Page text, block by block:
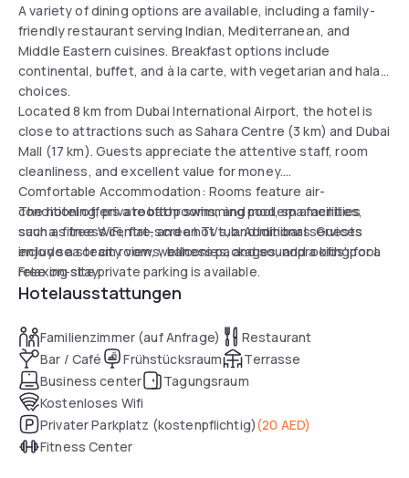
A variety of dining options are available, including a family-
friendly restaurant serving Indian, Mediterranean, and
Middle Eastern cuisines. Breakfast options include
continental, buffet, and à la carte, with vegetarian and halal
choices.
Located 8 km from Dubai International Airport, the hotel is
close to attractions such as Sahara Centre (3 km) and Dubai
Mall (17 km). Guests appreciate the attentive staff, room
cleanliness, and excellent value for money.
Comfortable Accommodation: Rooms feature air-
conditioning, private bathrooms, and modern amenities
such as free WiFi, flat-screen TVs, and minibars. Guests
enjoy sea or city views, balconies, and soundproofing for a
relaxing stay.
The hotel offers a rooftop swimming pool, spa facilities,
sauna, fitness centre, and a hot tub. Additional services
include a steam room, wellness packages, and a kids' pool.
Free on-site private parking is available.
Hotelausstattungen
Familienzimmer (auf Anfrage)
Restaurant
Bar / Café
Frühstücksraum
Terrasse
Business center
Tagungsraum
Kostenloses Wifi
Privater Parkplatz (kostenpflichtig)(20 AED)
Fitness Center